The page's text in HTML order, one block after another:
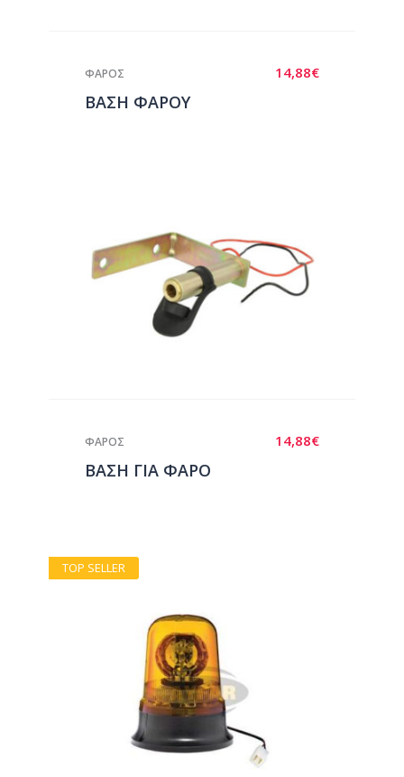
14,88€
ΦΑΡΟΣ
ΒΑΣΗ ΦΑΡΟΥ
14,88€
ΦΑΡΟΣ
ΒΑΣΗ ΓΙΑ ΦΑΡΟ
TOP SELLER